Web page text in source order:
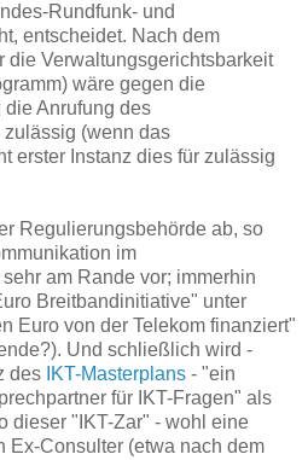
Rundfunk- und
entscheidet. Nach dem
die Verwaltungsgerichtsbarkeit
wäre gegen die
Anrufung des
(wenn das
erster Instanz dies für zulässig
Regulierungsbehörde ab, so
im
am Rande vor; immerhin
Breitbandinitiative" unter
Euro von der Telekom finanziert"
Und schließlich wird -
des IKT-Masterplans - "ein
für IKT-Fragen" als
dieser "IKT-Zar" - wohl eine
Ex-Consulter (etwa nach dem